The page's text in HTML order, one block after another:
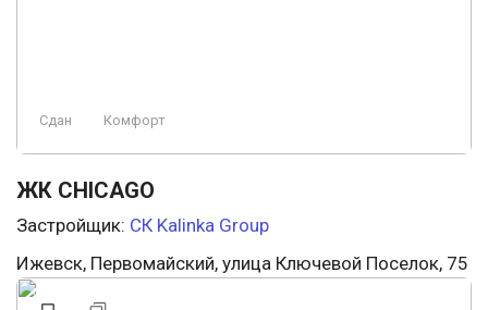
Сдан Комфорт
ЖК CHICAGO
Застройщик: СК Kalinka Group
Ижевск, Первомайский, улица Ключевой Поселок, 75